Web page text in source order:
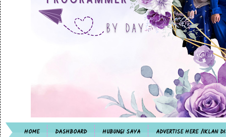
HOME DASHBOARD HUBUNGI SAYA ADVERTISE HERE /IKLAN